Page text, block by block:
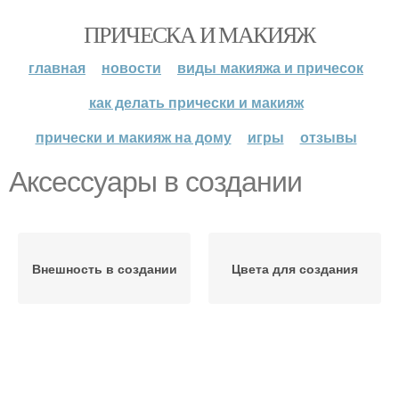
ПРИЧЕСКА И МАКИЯЖ
главная новости
виды макияжа и причесок
как делать прически и макияж
прически и макияж на дому
игры отзывы
Аксессуары в создании
Внешность в создании Цвета для создания